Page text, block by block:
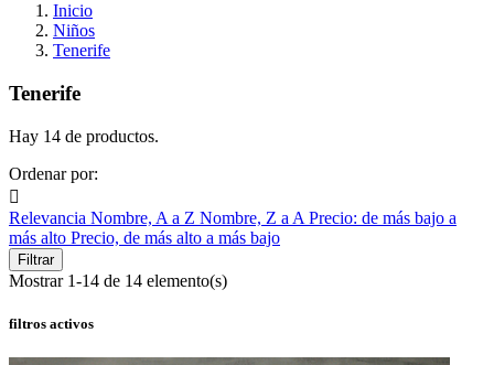
Inicio
Niños
Tenerife
Tenerife
Hay 14 de productos.
Ordenar por:

Relevancia Nombre, A a Z Nombre, Z a A Precio: de más bajo a
más alto Precio, de más alto a más bajo
Filtrar
Mostrar 1-14 de 14 elemento(s)
filtros activos